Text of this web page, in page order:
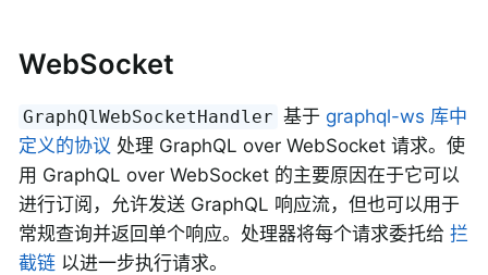
WebSocket
GraphQlWebSocketHandler 基于 graphql-ws 库中
定义的协议 处理 GraphQL over WebSocket 请求。使
用 GraphQL over WebSocket 的主要原因在于它可以
进行订阅，允许发送 GraphQL 响应流，但也可以用于
常规查询并返回单个响应。处理器将每个请求委托给 拦
截链 以进一步执行请求。